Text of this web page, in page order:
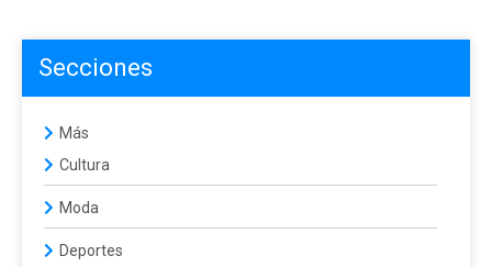
Secciones
Más
Cultura
Moda
Deportes